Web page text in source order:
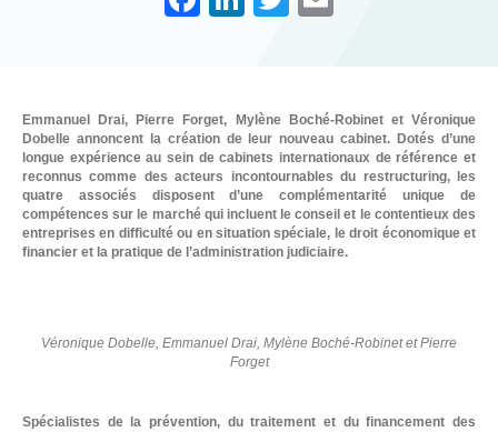
e
b
o
o
k
e
dI
n
er
Emmanuel Drai, Pierre Forget, Mylène Boché-Robinet et Véronique
Dobelle annoncent la création de leur nouveau cabinet. Dotés d’une
longue expérience au sein de cabinets internationaux de référence et
reconnus comme des acteurs incontournables du restructuring, les
quatre associés disposent d’une complémentarité unique de
compétences sur le marché qui incluent le conseil et le contentieux des
entreprises en difficulté ou en situation spéciale, le droit économique et
financier et la pratique de l’administration judiciaire.
Véronique Dobelle, Emmanuel Drai, Mylène Boché-Robinet et Pierre
Forget
Spécialistes de la prévention, du traitement et du financement des